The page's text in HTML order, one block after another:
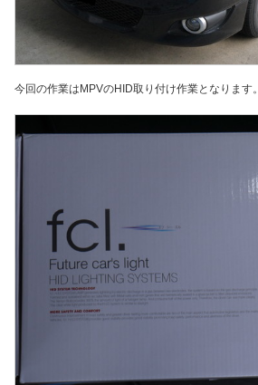
今回の作業はMPVのHID取り付け作業となります。